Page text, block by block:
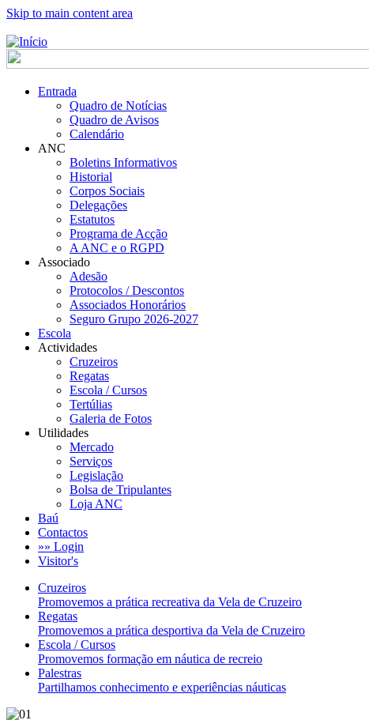
Skip to main content area
Entrada
Quadro de Notícias
Quadro de Avisos
Calendário
ANC
Boletins Informativos
Historial
Corpos Sociais
Delegações
Estatutos
Programa de Acção
A ANC e o RGPD
Associado
Adesão
Protocolos / Descontos
Associados Honorários
Seguro Grupo 2026-2027
Escola
Actividades
Cruzeiros
Regatas
Escola / Cursos
Tertúlias
Galeria de Fotos
Utilidades
Mercado
Serviços
Legislação
Bolsa de Tripulantes
Loja ANC
Baú
Contactos
»» Login
Visitor's
Cruzeiros
Promovemos a prática recreativa da Vela de Cruzeiro
Regatas
Promovemos a prática desportiva da Vela de Cruzeiro
Escola / Cursos
Promovemos formação em náutica de recreio
Palestras
Partilhamos conhecimento e experiências náuticas